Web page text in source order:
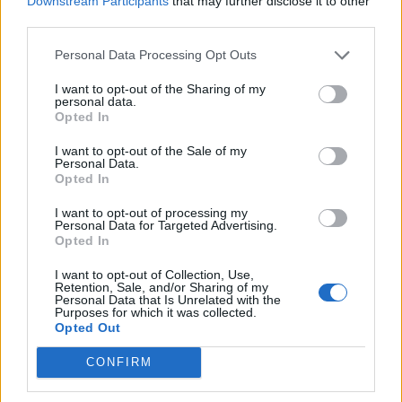
Personal Data Processing Opt Outs
I want to opt-out of the Sharing of my
personal data.
Opted In
I want to opt-out of the Sale of my
Personal Data.
Opted In
I want to opt-out of processing my
Personal Data for Targeted Advertising.
Opted In
I want to opt-out of Collection, Use,
Retention, Sale, and/or Sharing of my
Personal Data that Is Unrelated with the
Purposes for which it was collected.
Opted Out
CONFIRM
Επιχειρηματικότητας αποτελεί έναν
σημαντικό πυλώνα υποστήριξης των
μικρομεσαίων επιχειρήσεων. Κατά την
πρώτη φάση λειτουργίας του, παρείχε
υπηρεσίες σε 952 επιχειρήσεις,
ξεπερνώντας σημαντικά τον αρχικό στόχο
και προϋπολογισμό 4 εκατομμυρίων ευρώ,
προσφέροντας δωρεάν και εξειδικευμένες
υπηρεσίες που βοηθούν τις επιχειρήσεις να
αναπτυχθούν, να γίνουν πιο ανταγωνιστικές
και να αξιοποιήσουν νέες ευκαιρίες. Θέλω να